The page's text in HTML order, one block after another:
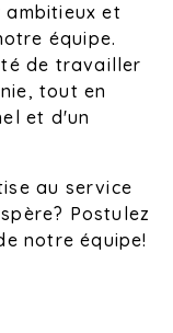
ambitieux et
équipe.
de travailler
tout en
et d'un
au service
Postulez
notre équipe!